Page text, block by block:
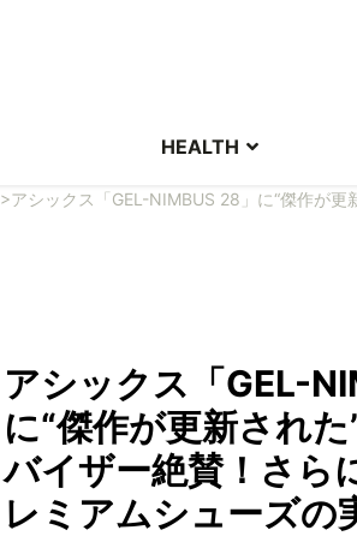
HEALTH
>アシックス「GEL-NIMBUS 28」に“傑作が
アシックス「GEL-
に“傑作が更新され
バイザー絶賛！さら
レミアムシューズの